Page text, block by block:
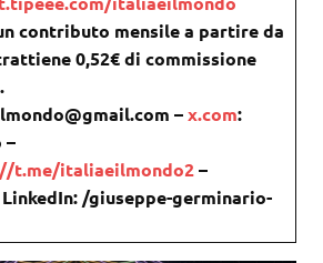
contributo mensile a partire da
0,52€ di commissione
–x.com:
–
t.me/italiaeilmondo2–
/giuseppe-germinario-